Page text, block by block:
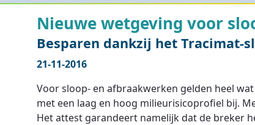
Nieuwe wetgeving voor
Besparen dankzij het Tracimat-
21-11-2016
Voor sloop- en afbraakwerken gelden heel
met een laag en hoog milieurisicoprofiel bij.
Het attest garandeert namelijk dat de breker